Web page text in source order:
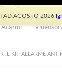
AD AGOSTO 2026
Allarmi
IL KIT ALLARME